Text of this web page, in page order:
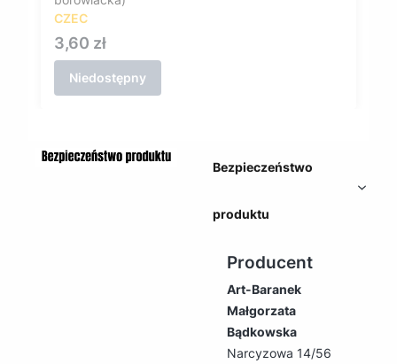
CZEC
Cena
3,60 zł
Niedostępny
Bezpieczeństwo
produktu
Producent
Art-Baranek
Małgorzata
Bądkowska
Narcyzowa 14/56